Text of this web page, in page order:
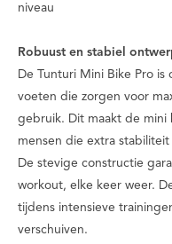
niveau
Robuust en stabiel
De Tunturi Mini Bike Pro
voeten die zorgen voor
gebruik. Dit maakt de
mensen die extra
De stevige constructie
workout, elke keer weer.
tijdens intensieve
verschuiven.